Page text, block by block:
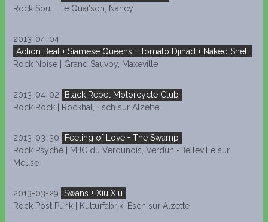
Rock Soul | Le Quai'son, Nancy
2013-04-04
Action Beat + Siamese Queens + Tomato Djihad + Naked Shell
Rock Noise | Grand Sauvoy, Maxeville
2013-04-02
Black Rebel Motorcycle Club
Rock Rock | Rockhal, Esch sur Alzette
2013-03-30
Feeling of Love + The Swamp
Rock Psyché | MJC du Verdunois, Verdun -Belleville sur
Meuse
2013-03-29
Swans + Xiu Xiu
Rock Post Punk | Kulturfabrik, Esch sur Alzette